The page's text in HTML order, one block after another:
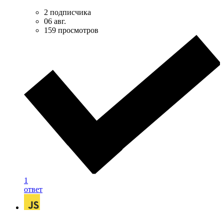
2 подписчика
06 авг.
159 просмотров
1
ответ